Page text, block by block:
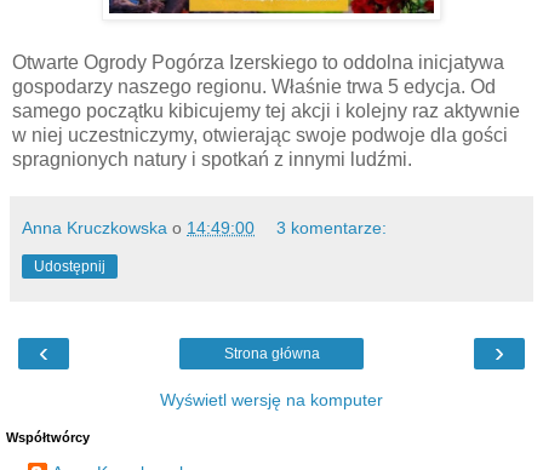
Otwarte Ogrody Pogórza Izerskiego to oddolna inicjatywa
gospodarzy naszego regionu. Właśnie trwa 5 edycja. Od
samego początku kibicujemy tej akcji i kolejny raz aktywnie
w niej uczestniczymy, otwierając swoje podwoje dla gości
spragnionych natury i spotkań z innymi ludźmi.
Anna Kruczkowska o 14:49:00 3 komentarze:
Udostępnij
‹ ›
Strona główna
Wyświetl wersję na komputer
Współtwórcy